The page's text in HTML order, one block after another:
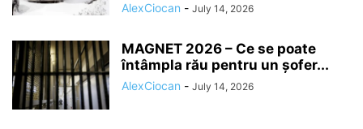
AlexCiocan - July 14, 2026
MAGNET 2026 – Ce se poate
întâmpla rău pentru un șofer...
AlexCiocan - July 14, 2026